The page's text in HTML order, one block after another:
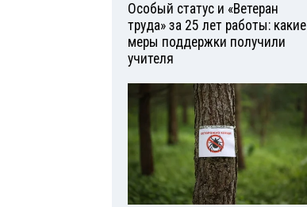
Особый статус и «Ветеран
труда» за 25 лет работы: какие
меры поддержки получили
учителя